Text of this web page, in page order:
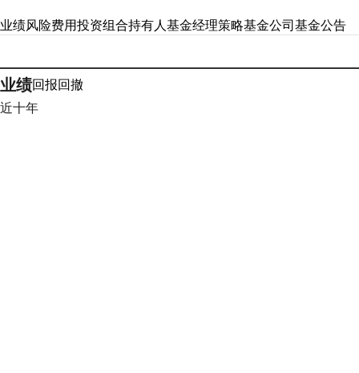
业绩风险费用投资组合持有人基金经理策略基金公司基金公告
业绩回报回撤
近十年